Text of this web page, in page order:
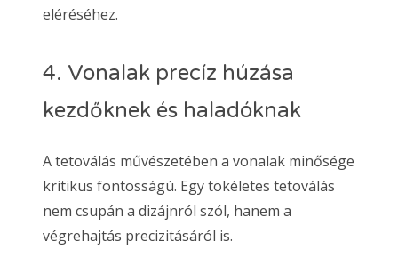
eléréséhez.
4. Vonalak precíz húzása
kezdőknek és haladóknak
A tetoválás művészetében a vonalak minősége
kritikus fontosságú. Egy tökéletes tetoválás
nem csupán a dizájnról szól, hanem a
végrehajtás precizitásáról is.